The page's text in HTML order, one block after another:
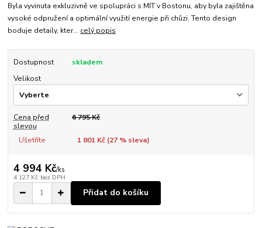
Byla vyvinuta exkluzivně ve spolupráci s MIT v Bostonu, aby byla zajištěna
vysoké odpružení a optimální využití energie při chůzi. Tento design
boduje detaily, kter... celý popis
Dostupnost
skladem
Velikost
Cena před
slevou
6 795 Kč
Ušetříte 1 801 Kč (27% sleva)
4 994 Kč/ks
4 127 Kč bez DPH
Přidat do košíku